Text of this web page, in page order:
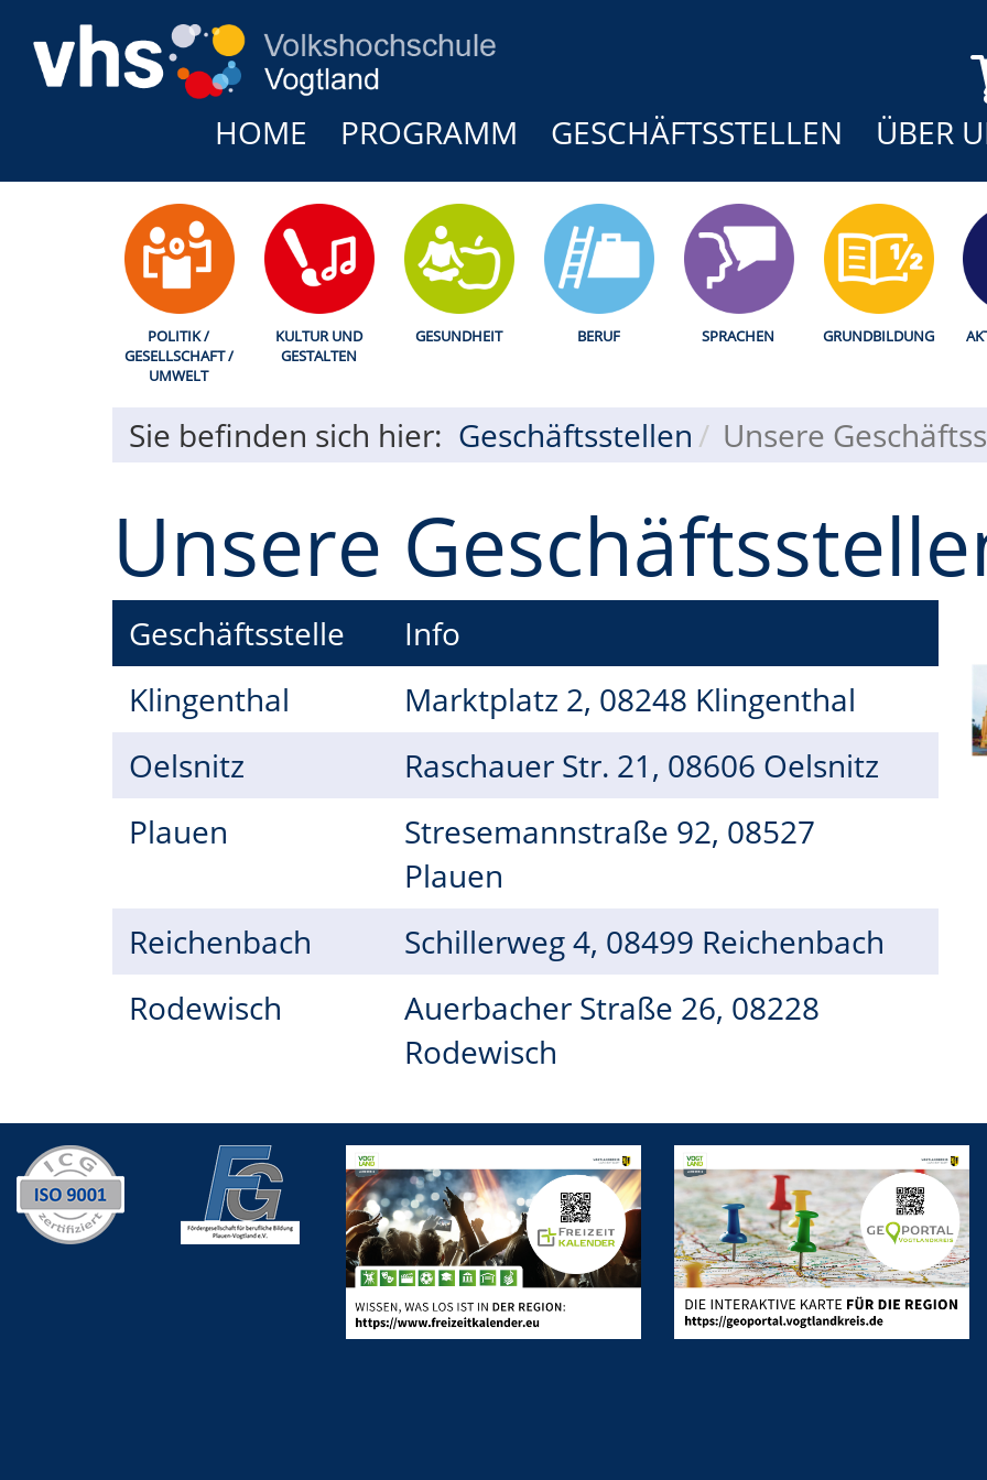
HOME PROGRAMM GESCHÄFTSSTELLEN ÜBER
POLITIK /
GESELLSCHAFT /
UMWELT
KULTUR UND
GESTALTEN
GESUNDHEIT BERUF SPRACHEN GRUNDBILDUNG
Sie befinden sich hier: Geschäftsstellen Unsere
Unsere
Geschäftsstelle
Info
Klingenthal
Marktplatz 2, 08248 Klingenthal
Oelsnitz
Raschauer Str. 21, 08606 Oelsnitz
Plauen
Stresemannstraße 92, 08527
Plauen
Reichenbach
Schillerweg 4, 08499 Reichenbach
Rodewisch
Auerbacher Straße 26, 08228
Rodewisch